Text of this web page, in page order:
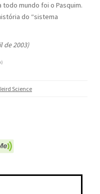
mundo foi o Pasquim.
do “sistema
de 2003)
Science